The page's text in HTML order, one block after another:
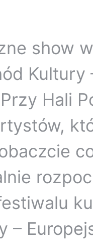
show
Kultury
Hali
–